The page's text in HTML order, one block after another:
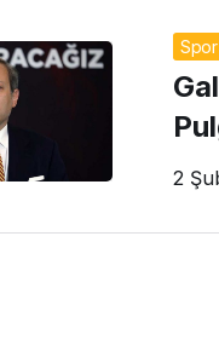
Spor
2